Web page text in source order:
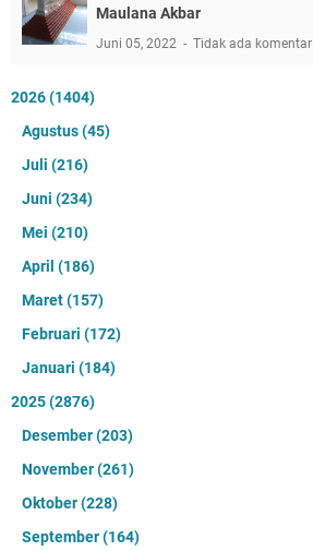
Maulana Akbar
Juni 05, 2022 Tidak ada komentar
2026(1404)
Agustus(45)
Juli (216)
Juni (234)
Mei (210)
April (186)
Maret(157)
Februari (172)
Januari (184)
2025(2876)
Desember(203)
November(261)
Oktober(228)
September(164)